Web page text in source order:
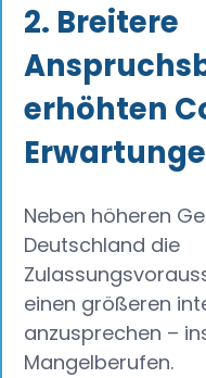
2. Breitere
erhöhten
Neben höheren
Deutschland die
einen größeren
anzusprechen –
Mangelberufen.